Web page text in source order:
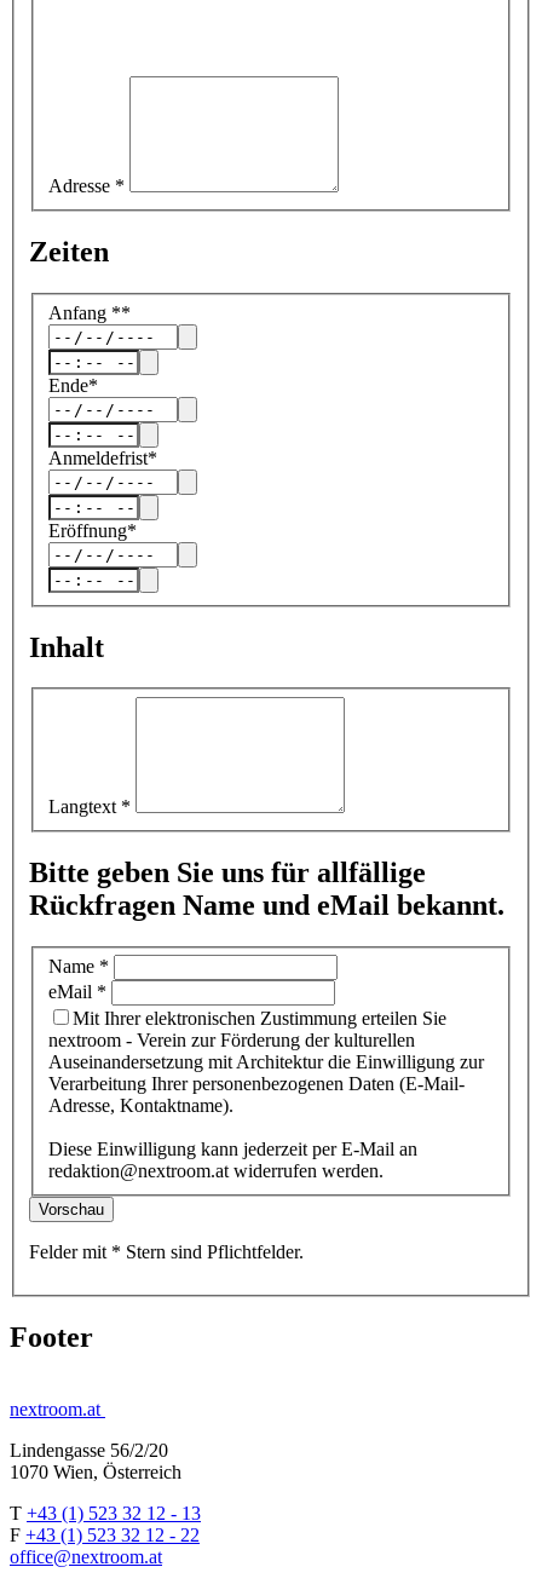
Adresse *
Zeiten
Anfang **
Ende*
Anmeldefrist*
Eröffnung*
Inhalt
Langtext *
Bitte geben Sie uns für allfällige
Rückfragen Name und eMail bekannt.
Name *
eMail *
Mit Ihrer elektronischen Zustimmung erteilen Sie
nextroom - Verein zur Förderung der kulturellen
Auseinandersetzung mit Architektur die Einwilligung zur
Verarbeitung Ihrer personenbezogenen Daten (E-Mail-
Adresse, Kontaktname).
Diese Einwilligung kann jederzeit per E-Mail an
redaktion@nextroom.at widerrufen werden.
Vorschau
Felder mit * Stern sind Pflichtfelder.
Footer
nextroom.at
Lindengasse 56/2/20
1070 Wien, Österreich
T +43 (1) 523 32 12 - 13
F +43 (1) 523 32 12 - 22
office@nextroom.at